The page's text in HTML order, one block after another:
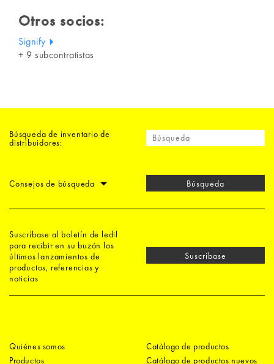
Otros socios:
Signify
+ 9 subcontratistas
Búsqueda de inventario de
distribuidores:
Consejos de búsqueda Búsqueda
Suscríbase al boletín de ledil
para recibir en su buzón los
últimos lanzamientos de
productos, referencias y
noticias
Suscríbase
Quiénes somos
Productos
Catálogo de productos
Catálogo de productos nuevos